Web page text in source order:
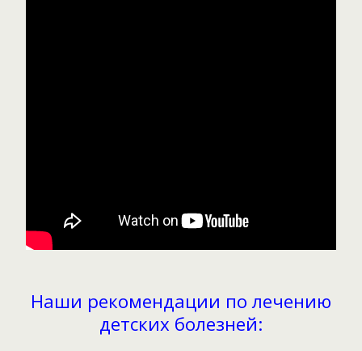
Наши рекомендации по лечению
детских болезней: